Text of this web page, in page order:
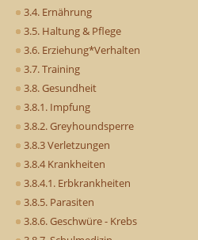
3.4. Ernährung
3.5. Haltung & Pflege
3.6. Erziehung*Verhalten
3.7. Training
3.8. Gesundheit
3.8.1. Impfung
3.8.2. Greyhoundsperre
3.8.3 Verletzungen
3.8.4 Krankheiten
3.8.4.1. Erbkrankheiten
3.8.5. Parasiten
3.8.6. Geschwüre - Krebs